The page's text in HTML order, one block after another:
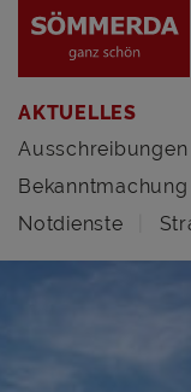
AKTUELLES
Notdienste